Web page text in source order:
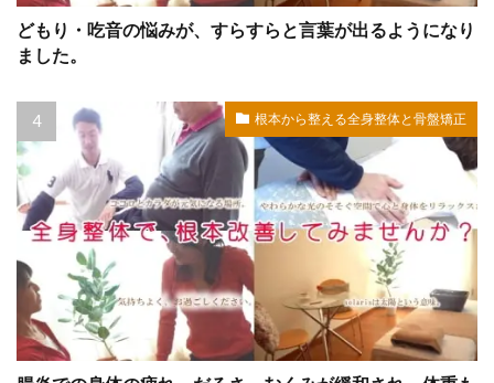
どもり・吃音の悩みが、すらすらと言葉が出るようになり
ました。
根本から整える全身整体と骨盤矯正